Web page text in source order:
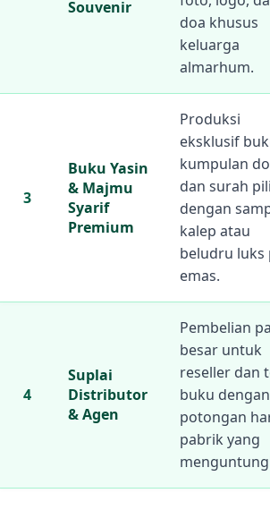
Souvenir
doa khusus
keluarga
almarhum.
3
Buku Yasin
& Majmu
Syarif
Premium
Produksi
eksklusif
kumpulan
dan surah
dengan
kalep atau
beludru luks
emas.
4
Suplai
Distributor
& Agen
Pembelian
besar untuk
reseller dan
buku dengan
potongan
pabrik yang